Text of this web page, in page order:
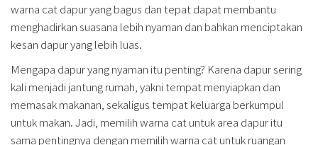
warna cat dapur yang bagus dan tepat dapat membantu
menghadirkan suasana lebih nyaman dan bahkan menciptakan
kesan dapur yang lebih luas.
Mengapa dapur yang nyaman itu penting? Karena dapur sering
kali menjadi jantung rumah, yakni tempat menyiapkan dan
memasak makanan, sekaligus tempat keluarga berkumpul
untuk makan. Jadi, memilih warna cat untuk area dapur itu
sama pentingnya dengan memilih warna cat untuk ruangan